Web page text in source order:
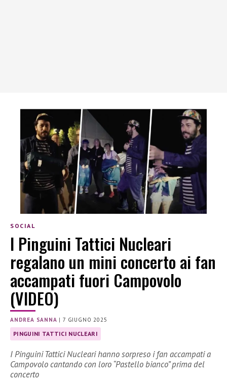
SOCIAL
I Pinguini Tattici Nucleari
regalano un mini concerto ai fan
accampati fuori Campovolo
(VIDEO)
ANDREA SANNA |7 GIUGNO 2025
PINGUINI TATTICI NUCLEARI
I Pinguini Tattici Nucleari hanno sorpreso i fan accampati a
Campovolo cantando con loro “Pastello bianco” prima del
concerto